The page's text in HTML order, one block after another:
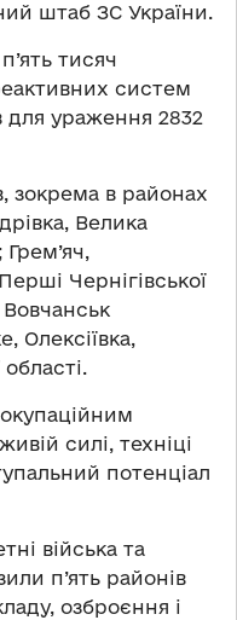
штаб ЗС України.
тисяч
систем
для ураження 2832
зокрема в районах
Велика
Грем’яч,
Чернігівської
Вовчанськ
Олексіївка,
силі, техніці
потенціал
війська та
п’ять районів
озброєння і